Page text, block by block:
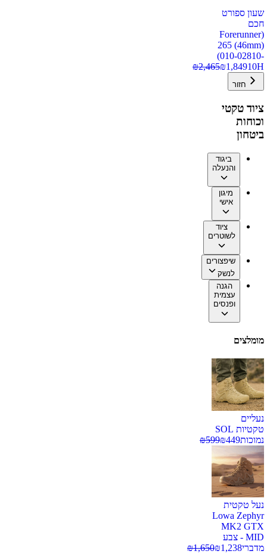
שעון ספורט
חכם
(Forerunner
265 (46mm)
(010-02810-
10H
₪1,849
₪2,465
חזור
ציוד טקטי
וכוחות
ביטחון
ביגוד
והנעלה
מיגון
אישי
ציוד
לשוטרים
שיפצורים
לנשק
הגנה
עצמית
ופנסים
מומלצים
נעליים
טקטיות SOL
נמוכות
₪449
₪599
נעל טקטית
Lowa Zephyr
MK2 GTX
MID - צבע
מדברי
₪1,238
₪1,650